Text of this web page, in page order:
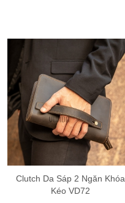
Clutch Da Sáp 2 Ngăn Khóa
Kéo VD72